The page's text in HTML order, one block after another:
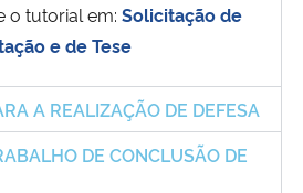
o tutorial em: Solicitação de
e de Tese
A REALIZAÇÃO DE DEFESA
DE CONCLUSÃO DE